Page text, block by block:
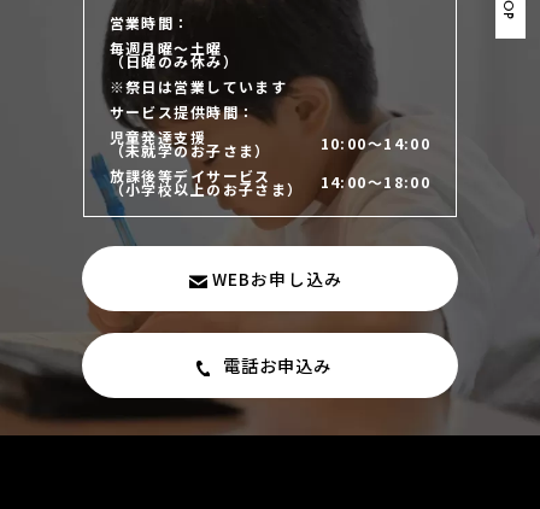
営業時間：
毎週月曜～土曜
（日曜のみ休み）
※祭日は営業しています
サービス提供時間：
児童発達支援
（未就学のお子さま）
10:00～14:00
放課後等デイサービス
（小学校以上のお子さま） 14:00～18:00
WEBお申し込み
電話お申込み